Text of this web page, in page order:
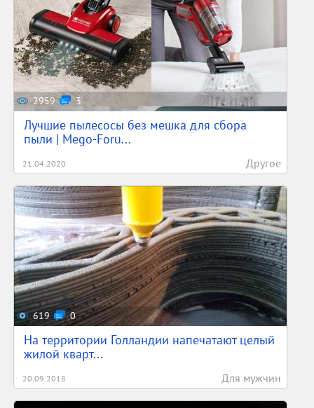
2959 3
Лучшие пылесосы без мешка для сбора
пыли | Mego-Foru...
21.04.2020 Другое
619 0
На территории Голландии напечатают целый
жилой кварт...
20.09.2018 Для мужчин